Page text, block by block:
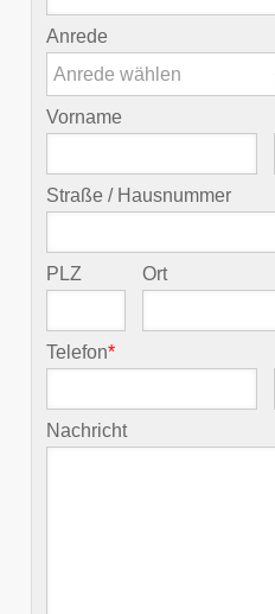
Anrede
Anrede wählen
Vorname
Straße / Hausnummer
PLZ Ort
Telefon*
Nachricht